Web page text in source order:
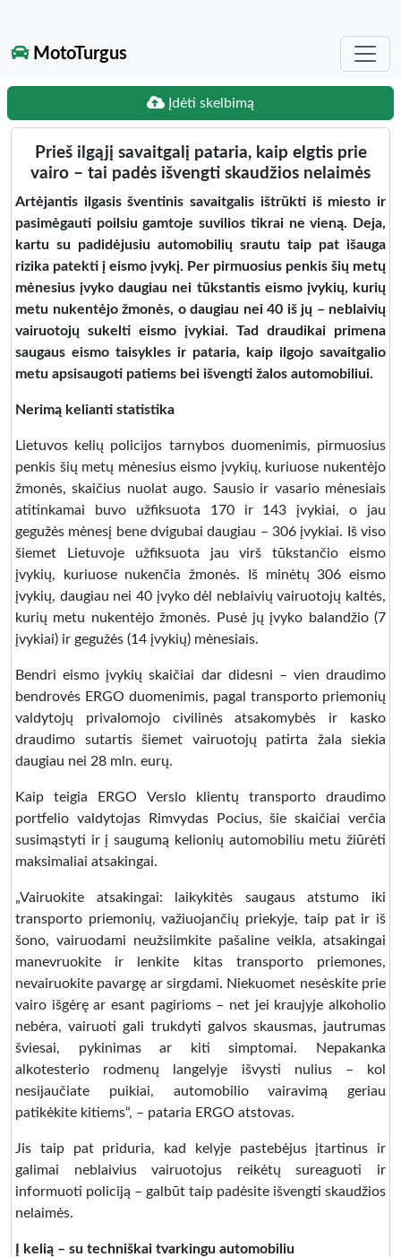
MotoTurgus
Įdėti skelbimą
Prieš ilgąjį savaitgalį pataria, kaip elgtis prie
vairo – tai padės išvengti skaudžios nelaimės
Artėjantis ilgasis šventinis savaitgalis ištrūkti iš miesto ir
pasimėgauti poilsiu gamtoje suvilios tikrai ne vieną. Deja,
kartu su padidėjusiu automobilių srautu taip pat išauga
rizika patekti į eismo įvykį. Per pirmuosius penkis šių metų
mėnesius įvyko daugiau nei tūkstantis eismo įvykių, kurių
metu nukentėjo žmonės, o daugiau nei 40 iš jų – neblaivių
vairuotojų sukelti eismo įvykiai. Tad draudikai primena
saugaus eismo taisykles ir pataria, kaip ilgojo savaitgalio
metu apsisaugoti patiems bei išvengti žalos automobiliui.
Nerimą kelianti statistika
Lietuvos kelių policijos tarnybos duomenimis, pirmuosius
penkis šių metų mėnesius eismo įvykių, kuriuose nukentėjo
žmonės, skaičius nuolat augo. Sausio ir vasario mėnesiais
atitinkamai buvo užfiksuota 170 ir 143 įvykiai, o jau
gegužės mėnesį bene dvigubai daugiau – 306 įvykiai. Iš viso
šiemet Lietuvoje užfiksuota jau virš tūkstančio eismo
įvykių, kuriuose nukenčia žmonės. Iš minėtų 306 eismo
įvykių, daugiau nei 40 įvyko dėl neblaivių vairuotojų kaltės,
kurių metu nukentėjo žmonės. Pusė jų įvyko balandžio (7
įvykiai) ir gegužės (14 įvykių) mėnesiais.
Bendri eismo įvykių skaičiai dar didesni – vien draudimo
bendrovės ERGO duomenimis, pagal transporto priemonių
valdytojų privalomojo civilinės atsakomybės ir kasko
draudimo sutartis šiemet vairuotojų patirta žala siekia
daugiau nei 28 mln. eurų.
Kaip teigia ERGO Verslo klientų transporto draudimo
portfelio valdytojas Rimvydas Pocius, šie skaičiai verčia
susimąstyti ir į saugumą kelionių automobiliu metu žiūrėti
maksimaliai atsakingai.
„Vairuokite atsakingai: laikykitės saugaus atstumo iki
transporto priemonių, važiuojančių priekyje, taip pat ir iš
šono, vairuodami neužsiimkite pašaline veikla, atsakingai
manevruokite ir lenkite kitas transporto priemones,
nevairuokite pavargę ar sirgdami. Niekuomet nesėskite prie
vairo išgėrę ar esant pagirioms – net jei kraujyje alkoholio
nebėra, vairuoti gali trukdyti galvos skausmas, jautrumas
šviesai, pykinimas ar kiti simptomai. Nepakanka
alkotesterio rodmenų langelyje išvysti nulius – kol
nesijaučiate puikiai, automobilio vairavimą geriau
patikėkite kitiems“, – pataria ERGO atstovas.
Jis taip pat priduria, kad kelyje pastebėjus įtartinus ir
galimai neblaivius vairuotojus reikėtų sureaguoti ir
informuoti policiją – galbūt taip padėsite išvengti skaudžios
nelaimės.
Į kelią – su techniškai tvarkingu automobiliu